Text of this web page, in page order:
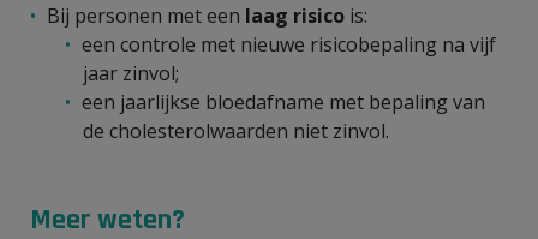
Bij personen met een laag risico is:
een controle met nieuwe risicobepaling na vijf
jaar zinvol;
een jaarlijkse bloedafname met bepaling van
de cholesterolwaarden niet zinvol.
Meer weten?